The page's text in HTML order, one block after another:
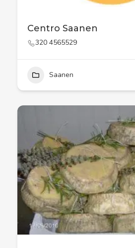
Centro Saanen
320 4565529
Saanen